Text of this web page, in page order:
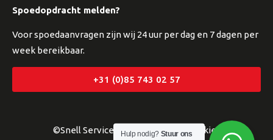
Spoedopdracht melden?
Voor spoedaanvragen zijn wij 24 uur per dag en 7 dagen per
week bereikbaar.
+31 (0)85 743 02 57
©Snell Service PrivacyverklaringCookies
Hulp nodig? Stuur ons